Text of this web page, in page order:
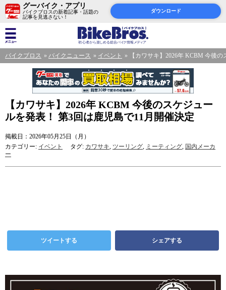
グーバイク・アプリ
バイクブロスの新着記事・話題の
記事を見逃さない！
ダウンロード
バイクブロス バイクニュース イベント 【カワサキ】2026年 KCBM 今後
【カワサキ】2026年 KCBM 今後のスケジュー
ルを発表！ 第3回は鹿児島で11月開催決定
掲載日：2026年05月25日（月）
カテゴリー: イベント タグ: カワサキ, ツーリング, ミーティング, 国内メーカ
ー
ツイートする シェアする